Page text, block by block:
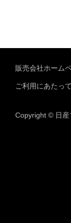
販売会社ホーム
ご利用にあたって
Copyright © 日産